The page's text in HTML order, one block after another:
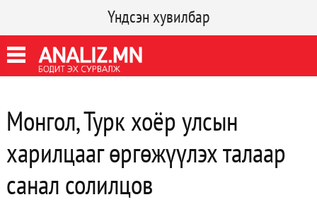
Үндсэн хувилбар
Монгол, Турк хоёр улсын
харилцааг өргөжүүлэх талаар
санал солилцов